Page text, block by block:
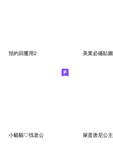
預約回覆用2 美業必備貼圖
小貓貓♡找老公